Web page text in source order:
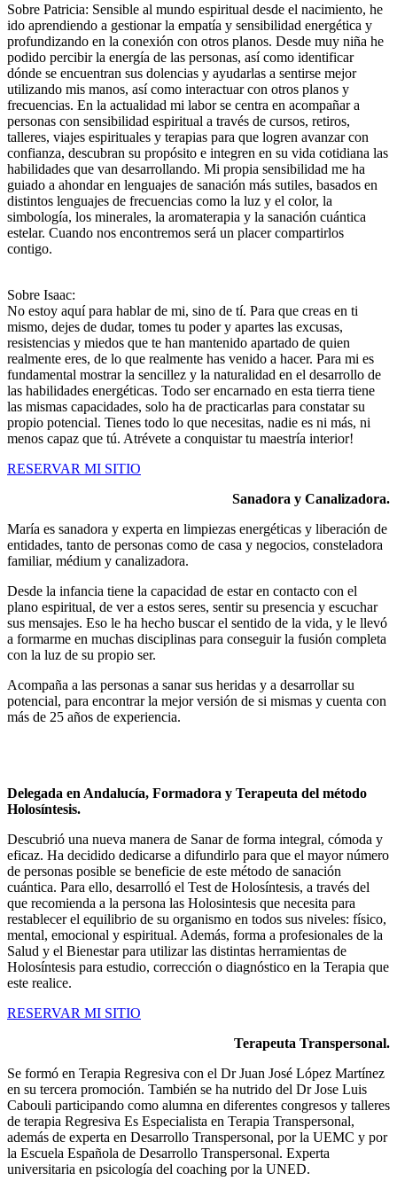
Sobre Patricia: Sensible al mundo espiritual desde el nacimiento, he
ido aprendiendo a gestionar la empatía y sensibilidad energética y
profundizando en la conexión con otros planos. Desde muy niña he
podido percibir la energía de las personas, así como identificar
dónde se encuentran sus dolencias y ayudarlas a sentirse mejor
utilizando mis manos, así como interactuar con otros planos y
frecuencias. En la actualidad mi labor se centra en acompañar a
personas con sensibilidad espiritual a través de cursos, retiros,
talleres, viajes espirituales y terapias para que logren avanzar con
confianza, descubran su propósito e integren en su vida cotidiana las
habilidades que van desarrollando. Mi propia sensibilidad me ha
guiado a ahondar en lenguajes de sanación más sutiles, basados en
distintos lenguajes de frecuencias como la luz y el color, la
simbología, los minerales, la aromaterapia y la sanación cuántica
estelar. Cuando nos encontremos será un placer compartirlos
contigo.
Sobre Isaac:
No estoy aquí para hablar de mi, sino de tí. Para que creas en ti
mismo, dejes de dudar, tomes tu poder y apartes las excusas,
resistencias y miedos que te han mantenido apartado de quien
realmente eres, de lo que realmente has venido a hacer. Para mi es
fundamental mostrar la sencillez y la naturalidad en el desarrollo de
las habilidades energéticas. Todo ser encarnado en esta tierra tiene
las mismas capacidades, solo ha de practicarlas para constatar su
propio potencial. Tienes todo lo que necesitas, nadie es ni más, ni
menos capaz que tú. Atrévete a conquistar tu maestría interior!
RESERVAR MI SITIO
Sanadora y Canalizadora.
María es sanadora y experta en limpiezas energéticas y liberación de
entidades, tanto de personas como de casa y negocios, consteladora
familiar, médium y canalizadora.
Desde la infancia tiene la capacidad de estar en contacto con el
plano espiritual, de ver a estos seres, sentir su presencia y escuchar
sus mensajes. Eso le ha hecho buscar el sentido de la vida, y le llevó
a formarme en muchas disciplinas para conseguir la fusión completa
con la luz de su propio ser.
Acompaña a las personas a sanar sus heridas y a desarrollar su
potencial, para encontrar la mejor versión de si mismas y cuenta con
más de 25 años de experiencia.
Delegada en Andalucía, Formadora y Terapeuta del método
Holosíntesis.
Descubrió una nueva manera de Sanar de forma integral, cómoda y
eficaz. Ha decidido dedicarse a difundirlo para que el mayor número
de personas posible se beneficie de este método de sanación
cuántica. Para ello, desarrolló el Test de Holosíntesis, a través del
que recomienda a la persona las Holosintesis que necesita para
restablecer el equilibrio de su organismo en todos sus niveles: físico,
mental, emocional y espiritual. Además, forma a profesionales de la
Salud y el Bienestar para utilizar las distintas herramientas de
Holosíntesis para estudio, corrección o diagnóstico en la Terapia que
este realice.
RESERVAR MI SITIO
Terapeuta Transpersonal.
Se formó en Terapia Regresiva con el Dr Juan José López Martínez
en su tercera promoción. También se ha nutrido del Dr Jose Luis
Cabouli participando como alumna en diferentes congresos y talleres
de terapia Regresiva Es Especialista en Terapia Transpersonal,
además de experta en Desarrollo Transpersonal, por la UEMC y por
la Escuela Española de Desarrollo Transpersonal. Experta
universitaria en psicología del coaching por la UNED.